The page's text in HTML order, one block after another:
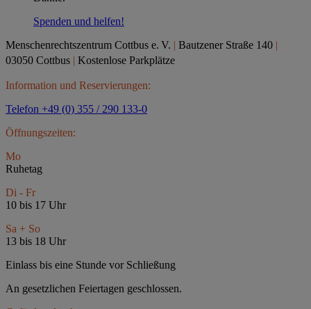
Spenden und helfen!
Menschenrechtszentrum Cottbus e. V. | Bautzener Straße 140 |
03050 Cottbus | Kostenlose Parkplätze
Information und Reservierungen:
Telefon +49 (0) 355 / 290 133-0
Öffnungszeiten:
Mo
Ruhetag
Di - Fr
10 bis 17 Uhr
Sa + So
13 bis 18 Uhr
Einlass bis eine Stunde vor Schließung
An gesetzlichen Feiertagen geschlossen.